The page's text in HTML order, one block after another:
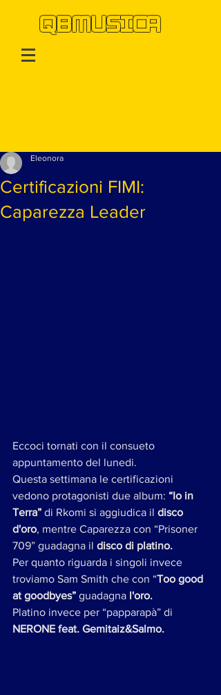
QBMUSICA
Certificazioni FIMI:
Caparezza Leader
Eleonora
Eccoci tornati con il consueto
appuntamento del lunedi.
Questa settimana le certificazioni
vedono protagonisti due album: “Io in
Terra” di Rkomi si aggiudica il disco
d'oro, mentre Caparezza con “Prisoner
709” guadagna il disco di platino.
Per quanto riguarda i singoli invece
troviamo Sam Smith che con “Too good
at goodbyes” guadagna l'oro.
Platino invece per “papparapà” di
NERONE feat. Gemitaiz&Salmo.